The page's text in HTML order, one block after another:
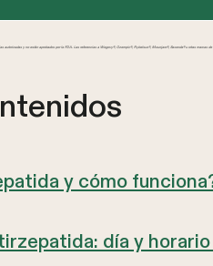
autorizadas y no están aprobados por la FDA. Las referencias a Wegovy®, Ozempic®, Rybelsus®, Mounjaro®, Saxenda® u otras marcas
y cómo
día y